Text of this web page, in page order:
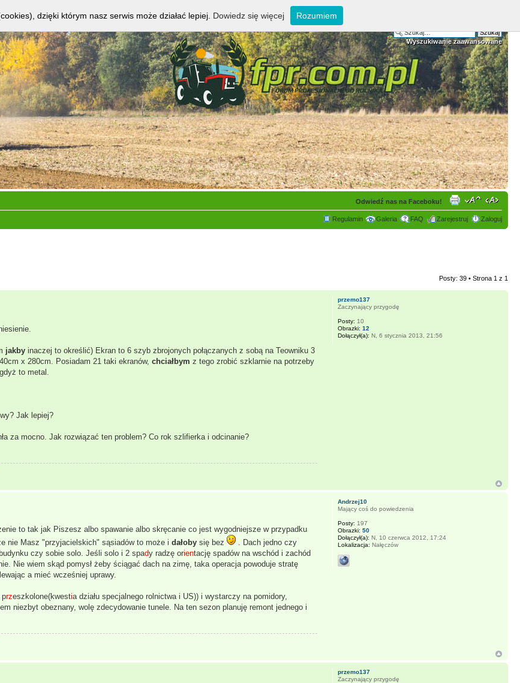
Wyszukiwanie zaawansowane
Odwiedź nas na Faceboku!
Regulamin Galeria FAQ Zarejestruj Zaloguj
Posty: 39 • Strona 1 z 1
jakby inaczej to określić) Ekran to 6 szyb zbrojonych połączanych z sobą na Teowniku 3
x 280cm. Posiadam 21 taki ekranów, chciałbym z tego zrobić szklarnie na potrzeby
to metal.
Jak lepiej?
za mocno. Jak rozwiązać ten problem? Co rok szlifierka i odcinanie?
przemo137
Zaczynający przygodę
Posty: 10
Obrazki: 12
Dołączył(a): N, 6 stycznia 2013, 21:56
to tak jak Piszesz albo spawanie albo skręcanie co jest wygodniejsze w przypadku
nie Masz "przyjacielskich" sąsiadów to może i dałoby się bez
. Dach jedno czy
czy sobie solo. Jeśli solo i 2 spady radzę orientację spadów na wschód i zachód
Nie wiem skąd pomysł żeby ściągać dach na zimę, taka operacja powoduje stratę
a mieć wcześniej uprawy.
przeszkolone(kwestia działu specjalnego rolnictwa i US)) i wystarczy na pomidory,
niezbyt obeznany, wolę zdecydowanie tunele. Na ten sezon planuję remont jednego i
Andrzej10
Mający coś do powiedzenia
Posty: 197
Obrazki: 50
Dołączył(a): N, 10 czerwca 2012, 17:24
Lokalizacja: Nałęczów
przemo137
Zaczynający przygodę
dzięki którym nasz serwis może działać lepiej. Dowiedz się więcej Rozumiem